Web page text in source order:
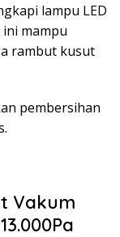
lampu LED
mampu
rambut kusut
pembersihan
Vakum